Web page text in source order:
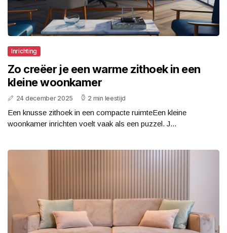
Inrichting
Zo creëer je een warme zithoek in een
kleine woonkamer
24 december 2025 2 min leestijd
Een knusse zithoek in een compacte ruimteEen kleine
woonkamer inrichten voelt vaak als een puzzel. J...